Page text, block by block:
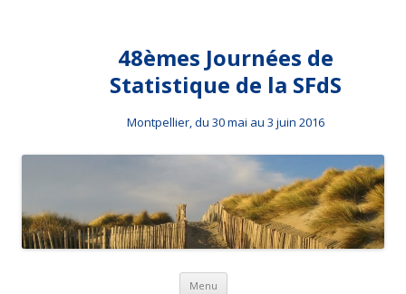
48èmes Journées de
Statistique de la SFdS
Montpellier, du 30 mai au 3 juin 2016
Menu Aller au contenu principal